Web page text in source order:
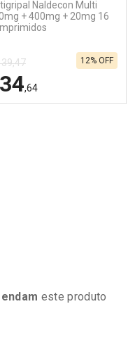
Desconto
R$ 39,99/cada
Comprar sem Desconto
Naldecon Multi
+ 400mg + 20mg 16
39,47
34,64
12% OFF
este produto